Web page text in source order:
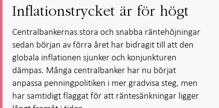
Inflationstrycket är för högt
Centralbankernas stora och snabba räntehöjningar
sedan början av förra året har bidragit till att den
globala inflationen sjunker och konjunkturen
dämpas. Många centralbanker har nu börjat
anpassa penningpolitiken i mer gradvisa steg, men
har samtidigt flaggat för att räntesänkningar ligger